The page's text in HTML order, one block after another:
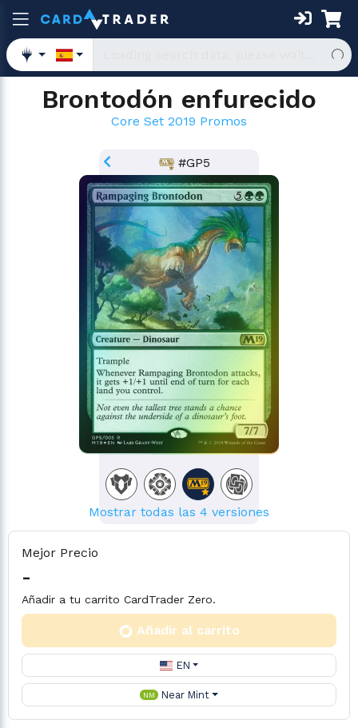
Brontodón enfurecido
Core Set 2019 Promos
#GP5
Mostrar todas las 4 versiones
Mejor Precio
-
Añadir a tu carrito CardTrader Zero.
Añadir al carrito
EN
NM Near Mint